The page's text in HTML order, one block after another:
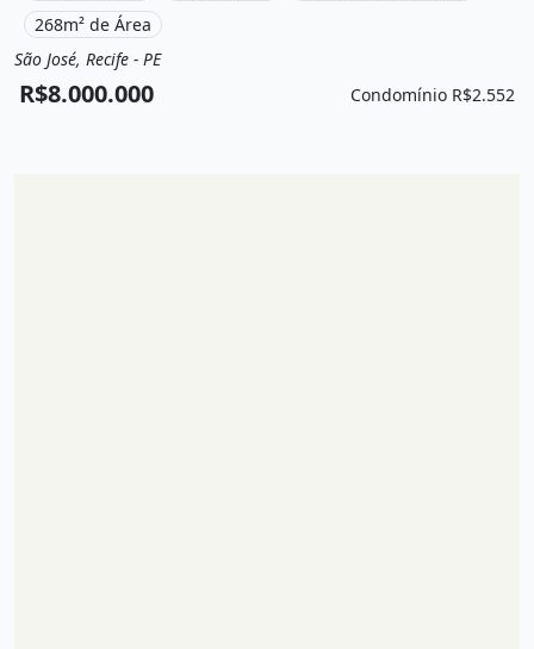
Estelita, Recife, Pe à venda por R$8.000.000 e Condomínio por
R$2.552 /Mês.
268m² de Área
Venda
Apartamento
São José, Recife - PE
R$8.000.000 Condomínio R$2.552